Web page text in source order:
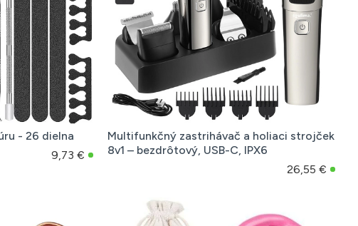
- 26 dielna
9,73 €
Multifunkčný zastrihávač a holiaci strojček
8v1 – bezdrôtový, USB-C, IPX6
26,55 €